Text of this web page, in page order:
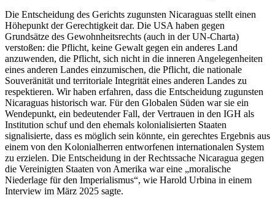
Die Entscheidung des Gerichts zugunsten Nicaraguas stellt einen
Höhepunkt der Gerechtigkeit dar. Die USA haben gegen
Grundsätze des Gewohnheitsrechts (auch in der UN-Charta)
verstoßen: die Pflicht, keine Gewalt gegen ein anderes Land
anzuwenden, die Pflicht, sich nicht in die inneren Angelegenheiten
eines anderen Landes einzumischen, die Pflicht, die nationale
Souveränität und territoriale Integrität eines anderen Landes zu
respektieren. Wir haben erfahren, dass die Entscheidung zugunsten
Nicaraguas historisch war. Für den Globalen Süden war sie ein
Wendepunkt, ein bedeutender Fall, der Vertrauen in den IGH als
Institution schuf und den ehemals kolonialisierten Staaten
signalisierte, dass es möglich sein könnte, ein gerechtes Ergebnis aus
einem von den Kolonialherren entworfenen internationalen System
zu erzielen. Die Entscheidung in der Rechtssache Nicaragua gegen
die Vereinigten Staaten von Amerika war eine „moralische
Niederlage für den Imperialismus“, wie Harold Urbina in einem
Interview im März 2025 sagte.